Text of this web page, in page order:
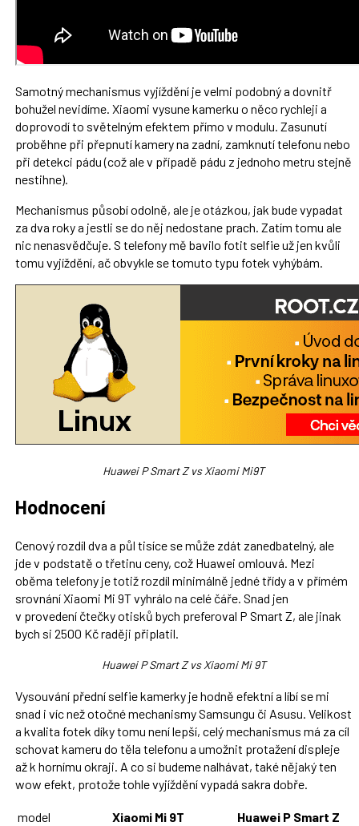
Samotný mechanismus vyjíždění je velmi podobný a dovnitř
bohužel nevidíme. Xiaomi vysune kamerku o něco rychleji a
doprovodí to světelným efektem přímo v modulu. Zasunutí
proběhne při přepnutí kamery na zadní, zamknutí telefonu nebo
při detekci pádu (což ale v případě pádu z jednoho metru stejně
nestihne).
Mechanismus působí odolně, ale je otázkou, jak bude vypadat
za dva roky a jestli se do něj nedostane prach. Zatím tomu ale
nic nenasvědčuje. S telefony mě bavilo fotit selfie už jen kvůli
tomu vyjíždění, ač obvykle se tomuto typu fotek vyhýbám.
Huawei P Smart Z vs Xiaomi Mi9T
Hodnocení
Cenový rozdíl dva a půl tisíce se může zdát zanedbatelný, ale
jde v podstatě o třetinu ceny, což Huawei omlouvá. Mezi
oběma telefony je totiž rozdíl minimálně jedné třídy a v přímém
srovnání Xiaomi Mi 9T vyhrálo na celé čáře. Snad jen
v provedení čtečky otisků bych preferoval P Smart Z, ale jinak
bych si 2500 Kč raději připlatil.
Huawei P Smart Z vs Xiaomi Mi 9T
Vysouvání přední selfie kamerky je hodně efektní a líbí se mi
snad i víc než otočné mechanismy Samsungu či Asusu. Velikost
a kvalita fotek díky tomu není lepší, celý mechanismus má za cíl
schovat kameru do těla telefonu a umožnit protažení displeje
až k hornímu okraji. A co si budeme nalhávat, také nějaký ten
wow efekt, protože tohle vyjíždění vypadá sakra dobře.
model Xiaomi Mi 9T
Huawei P Smart Z